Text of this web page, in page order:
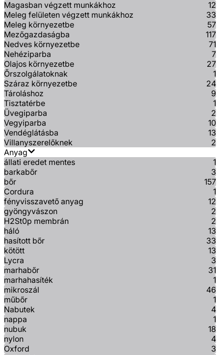
Magasban végzett munkákhoz
12
Meleg felületen végzett munkákhoz
33
Meleg környezetbe
57
Mezőgazdaságba
117
Nedves környezetbe
71
Nehéziparba
7
Olajos környezetbe
27
Őrszolgálatoknak
1
Száraz környezetbe
24
Tároláshoz
9
Tisztatérbe
1
Üvegiparba
2
Vegyiparba
10
Vendéglátásba
13
Villanyszerelőknek
2
Anyag
állati eredet mentes
1
barkabőr
3
bőr
157
Cordura
1
fényvisszavető anyag
12
gyöngyvászon
2
H2St0p membrán
2
háló
13
hasított bőr
33
kötött
13
Lycra
3
marhabőr
31
marhahasíték
1
mikroszál
46
műbőr
1
Nabutek
4
nappa
1
nubuk
18
nylon
4
Oxford
3